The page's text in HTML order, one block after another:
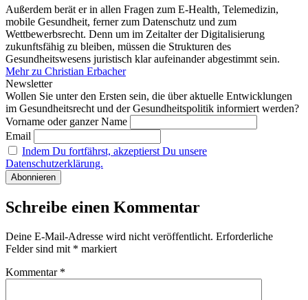
Außerdem berät er in allen Fragen zum E-Health, Telemedizin,
mobile Gesundheit, ferner zum Datenschutz und zum
Wettbewerbsrecht. Denn um im Zeitalter der Digitalisierung
zukunftsfähig zu bleiben, müssen die Strukturen des
Gesundheitswesens juristisch klar aufeinander abgestimmt sein.
Mehr zu Christian Erbacher
Newsletter
Wollen Sie unter den Ersten sein, die über aktuelle Entwicklungen
im Gesundheitsrecht und der Gesundheitspolitik informiert werden?
Vorname oder ganzer Name
Email
Indem Du fortfährst, akzeptierst Du unsere
Datenschutzerklärung.
Schreibe einen Kommentar
Deine E-Mail-Adresse wird nicht veröffentlicht. Erforderliche
Felder sind mit * markiert
Kommentar *